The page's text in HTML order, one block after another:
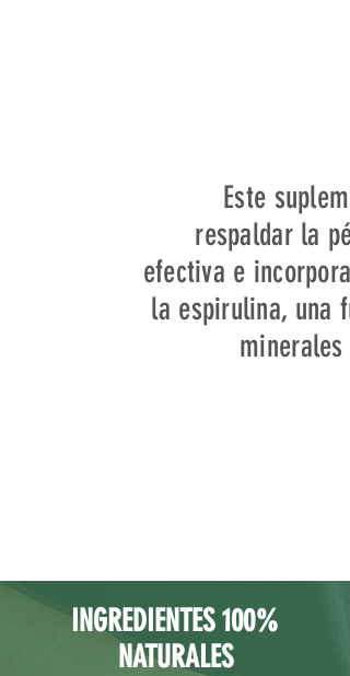
Este
respaldar la
efectiva e
la espirulina, una
INGREDIENTES 100%
NATURALES